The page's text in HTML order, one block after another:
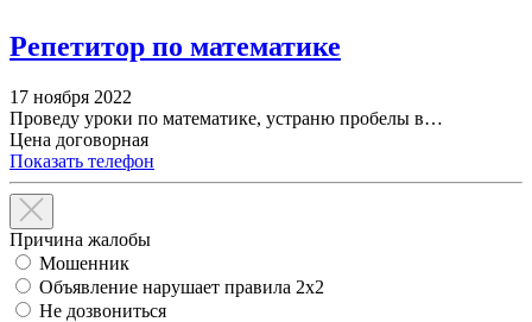
Репетитор по математике
17 ноября 2022
Проведу уроки по математике, устраню пробелы в…
Цена договорная
Показать телефон
Причина жалобы
Мошенник
Объявление нарушает правила 2x2
Не дозвониться